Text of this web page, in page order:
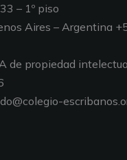
– 1º piso
Aires – Argentina
de propiedad